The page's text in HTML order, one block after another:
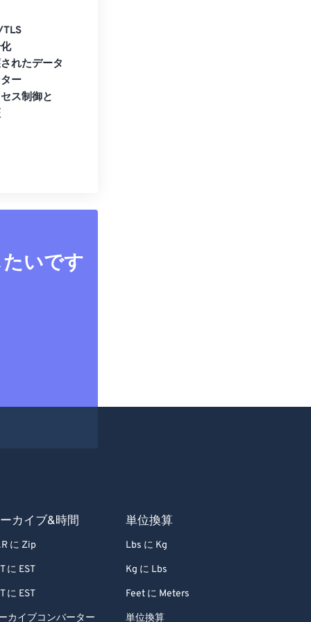
TLS
れたデータ
ー
ス制御と
いです
カイブ&時間
に Zip
に EST
に EST
カイブコンバーター
単位換算
Lbs に Kg
Kg に Lbs
Feet に Meters
単位換算